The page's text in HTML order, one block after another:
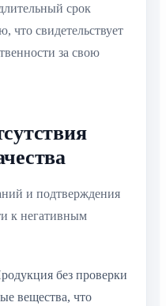
срок
что свидетельствует
за свою
и подтверждения
к негативным
без проверки
вещества, что